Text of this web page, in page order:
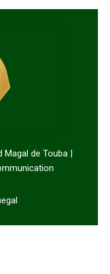
Magal de Touba |